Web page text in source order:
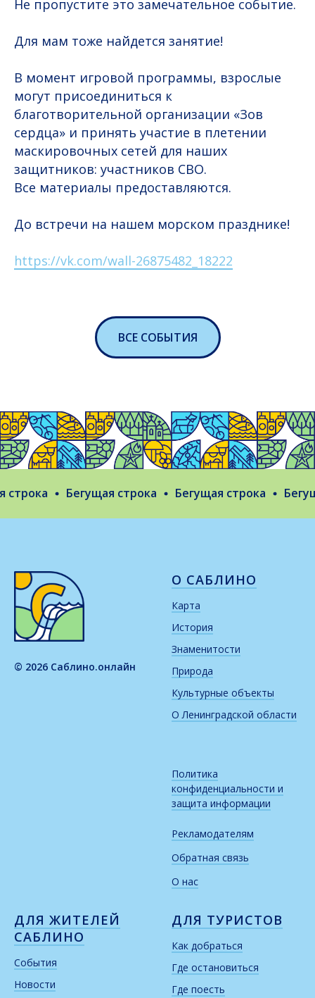
Не пропустите это замечательное событие.
Для мам тоже найдется занятие!
В момент игровой программы, взрослые
могут присоединиться к
благотворительной организации «Зов
сердца» и принять участие в плетении
маскировочных сетей для наших
защитников: участников СВО.
Все материалы предоставляются.
До встречи на нашем морском празднике!
https://vk.com/wall-26875482_18222
ВСЕ СОБЫТИЯ
Бегущая строка Бегущая строка
© 2026 Саблино.онлайн
О САБЛИНО
Карта
История
Знаменитости
Природа
Культурные объекты
О Ленинградской области
Политика
конфиденциальности и
защита информации
Рекламодателям
Обратная связь
О нас
ДЛЯ ЖИТЕЛЕЙ
САБЛИНО
События
Новости
ДЛЯ ТУРИСТОВ
Как добраться
Где остановиться
Где поесть